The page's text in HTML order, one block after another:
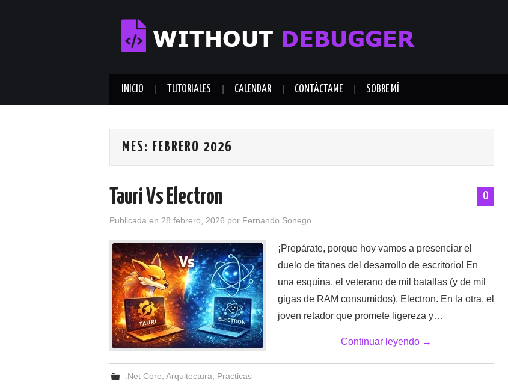
INICIO TUTORIALES CALENDAR CONTÁCTAME SOBRE MÍ
MES: FEBRERO 2026
0
Tauri Vs Electron
Publicada en 28 febrero, 2026 por Fernando Sonego
¡Prepárate, porque hoy vamos a presenciar el
duelo de titanes del desarrollo de escritorio! En
una esquina, el veterano de mil batallas (y de mil
gigas de RAM consumidos), Electron. En la otra, el
joven retador que promete ligereza y…
Continuar leyendo →
.Net Core ,Arquitectura Practicas